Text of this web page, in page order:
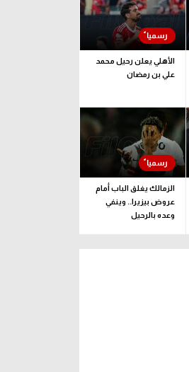
الأهلي يعلن رحيل محمد
علي بن رمضان
الزمالك يغلق الباب أمام
عروض بيزيرا.. وينفي
وعده بالرحيل